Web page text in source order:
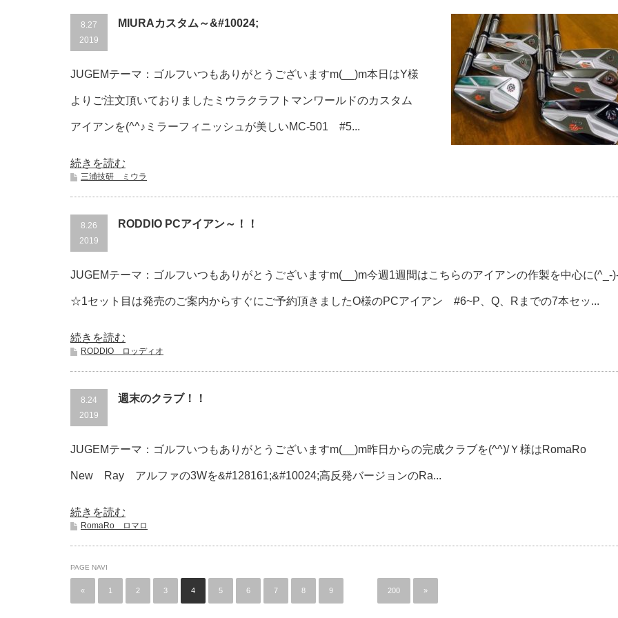
8.27
2019
MIURAカスタム～&#10024;
JUGEMテーマ：ゴルフいつもありがとうございますm(__)m本日はY様
よりご注文頂いておりましたミウラクラフトマンワールドのカスタム
アイアンを(^^♪ミラーフィニッシュが美しいMC-501 #5...
続きを読む
三浦技研 ミウラ
8.26
2019
RODDIO PCアイアン～！！
JUGEMテーマ：ゴルフいつもありがとうございますm(__)m今週1週間はこちらのアイアンの作製を中心に(^_-
☆1セット目は発売のご案内からすぐにご予約頂きましたO様のPCアイアン #6~P、Q、Rまでの7本セッ...
続きを読む
RODDIO ロッディオ
8.24
2019
週末のクラブ！！
JUGEMテーマ：ゴルフいつもありがとうございますm(__)m昨日からの完成クラブを(^^)/Ｙ様はRomaRo
New Ray アルファの3Wを&#128161;&#10024;高反発バージョンのRa...
続きを読む
RomaRo ロマロ
PAGE NAVI
« 1 2 3 4 5 6 7 8 9 200 »